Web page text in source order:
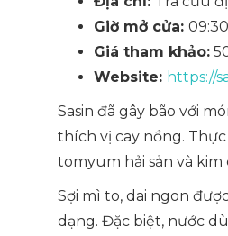
Giờ mở cửa:
Giá tham khảo:
Website: https://
Sasin đã gây bão với
thích vị cay nồng. Thực
tomyum hải sản và kim
Sợi mì to, dai ngon
dạng. Đặc biệt, nước